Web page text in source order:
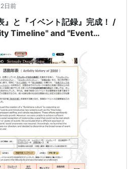
2日前
と『イベント記録』完成！ /
Timeline" and "Event